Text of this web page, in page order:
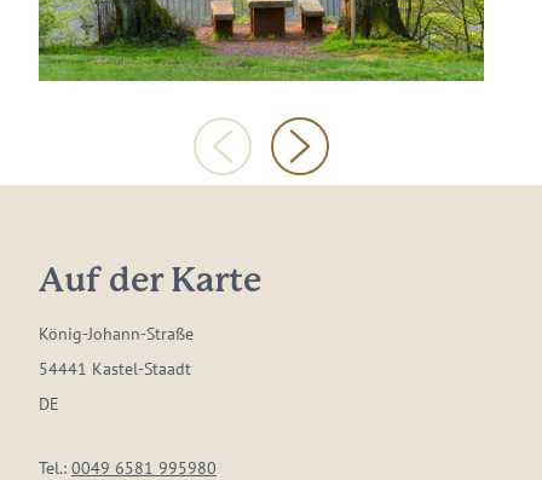
Auf der Karte
König-Johann-Straße
54441 Kastel-Staadt
DE
Tel.: 0049 6581 995980